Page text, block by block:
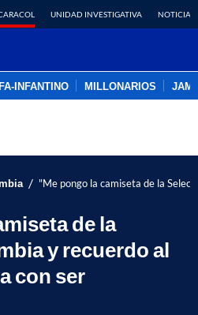
UNIDAD INVESTIGATIVA NOTICIAS
INFANTINO MILLONARIOS
/ "Me pongo la camiseta de la
de la
y recuerdo al
con ser